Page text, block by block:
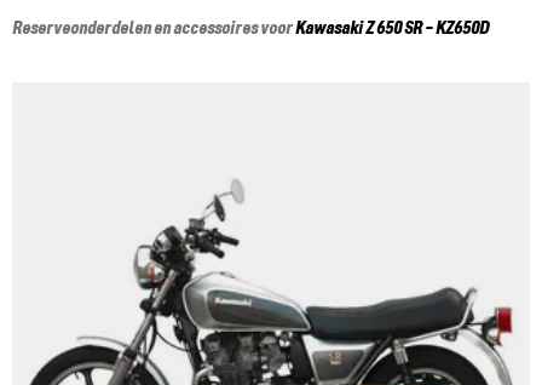
Reserveonderdelen en accessoires voorKawasakiZ 650 SR - KZ650D